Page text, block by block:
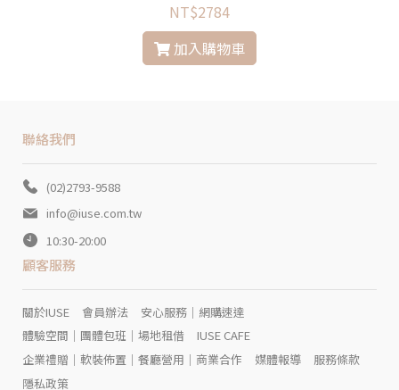
NT$2784
加入購物車
聯絡我們
(02)2793-9588
info@iuse.com.tw
10:30-20:00
顧客服務
關於IUSE 會員辦法
安心服務｜網購速達
體驗空間｜團體包班｜場地租借
IUSE CAFE
企業禮贈｜軟裝佈置｜餐廳營用｜商業合作
媒體報導
服務條款
隱私政策